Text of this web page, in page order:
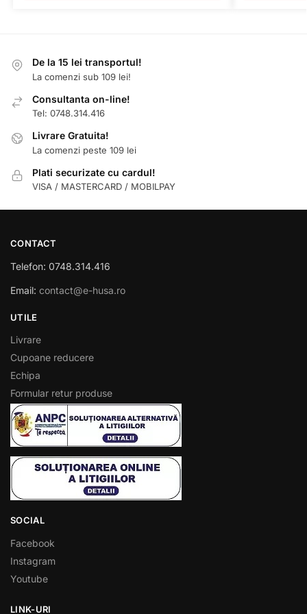
De la 15 lei transportul!
La comenzi sub 109 lei!
Consultanta on-line!
Tel: 0748.314.416
Livrare Gratuita!
La comenzi peste 109 lei
Plati securizate cu cardul!
VISA / MASTERCARD / MOBILPAY
CONTACT
Telefon: 0748.314.416
Email: contact@e-husa.ro
UTILE
Livrare
Cupoane reducere
Echipa
Formular retur produse
SOCIAL
Facebook
Instagram
Youtube
LINK-URI